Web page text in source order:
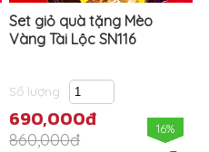
Set giỏ quà tặng Mèo
Vàng Tài Lộc SN116
Số lượng
690,000đ
860,000đ
16%